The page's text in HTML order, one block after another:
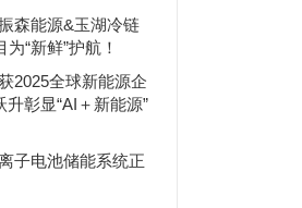
森能源&玉湖冷链
“新鲜”护航！
2025全球新能源企
彰显“AI＋新能源”
子电池储能系统正